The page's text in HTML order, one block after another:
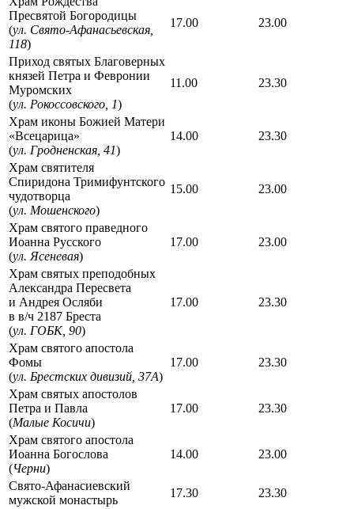
Пресвятой Богородицы
(ул. Свято-Афанасьевская,
118)
17.00 23.00
Приход святых Благоверных
князей Петра и Февронии
Муромских
(ул. Рокоссовского, 1)
11.00 23.30
Храм иконы Божией Матери
«Всецарица»
(ул. Гродненская, 41)
14.00 23.30
Храм святителя
Спиридона Тримифунтского
чудотворца
(ул. Мошенского)
15.00 23.00
Храм святого праведного
Иоанна Русского
(ул. Ясеневая)
17.00 23.00
Храм святых преподобных
Александра Пересвета
и Андрея Осляби
в в/ч 2187 Бреста
(ул. ГОБК, 90)
17.00 23.30
Храм святого апостола
Фомы
(ул. Брестских дивизий, 37А)
17.00 23.30
Храм святых апостолов
Петра и Павла
(Малые Косичи)
17.00 23.30
Храм святого апостола
Иоанна Богослова
(Черни)
14.00 23.00
Свято-Афанасиевский
мужской монастырь
17.30
23.30